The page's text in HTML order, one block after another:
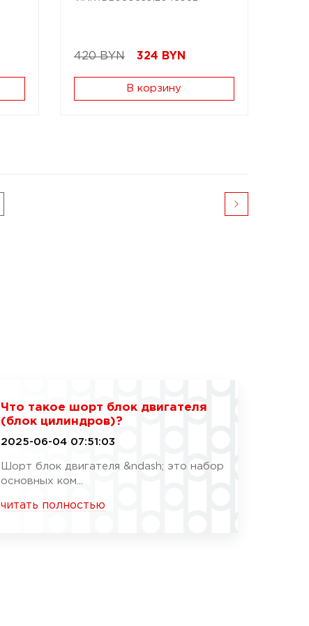
420 BYN 324 BYN
В корзину
Что такое шорт блок двигателя
(блок цилиндров)?
2025-06-04 07:51:03
Шорт блок двигателя &ndash; это набор
основных ком...
читать полностью